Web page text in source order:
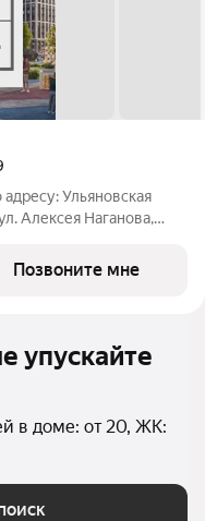
Ульяновская
Алексея Наганова,
от застройщика ГК
Позвоните мне
упускайте
в доме: от 20, ЖК: